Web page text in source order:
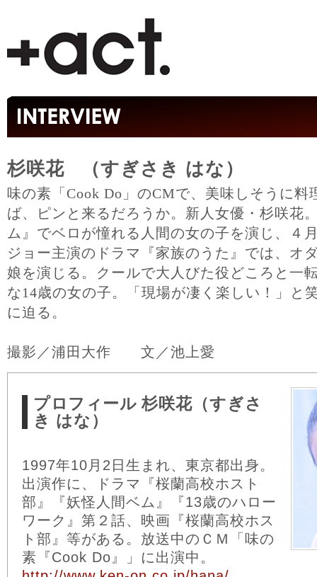
杉咲花 （すぎさき はな）
味の素「Cook Do」のCMで、美味しそうに料
ば、ピンと来るだろうか。新人女優・杉咲花
ム』でベロが憧れる人間の女の子を演じ、４
ジョー主演のドラマ『家族のうた』では、オ
娘を演じる。クールで大人びた役どころと一
な14歳の女の子。「現場が凄く楽しい！」と
に迫る。
撮影／浦田大作 文／池上愛
プロフィール 杉咲花（すぎさ
き はな）
1997年10月2日生まれ、東京都出身。
出演作に、ドラマ『桜蘭高校ホスト
部』『妖怪人間ベム』『13歳のハロー
ワーク』第２話、映画『桜蘭高校ホス
ト部』等がある。放送中のＣＭ「味の
素『Cook Do』」に出演中。